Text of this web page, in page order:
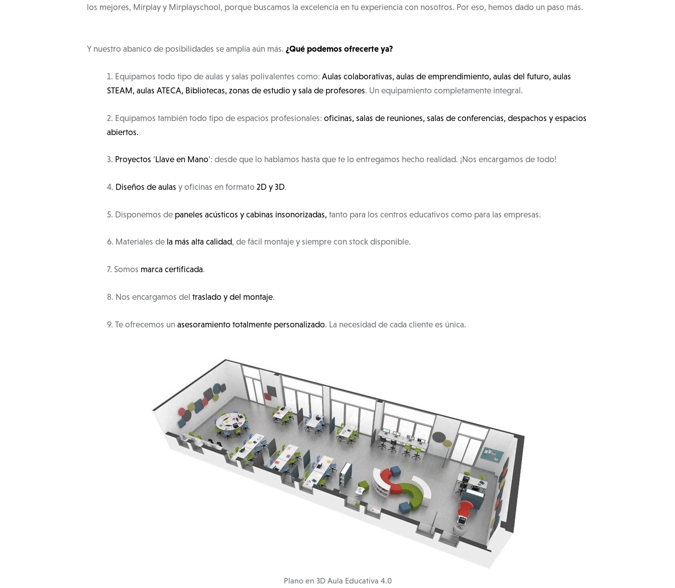
los mejores, Mirplay y Mirplayschool, porque buscamos la excelencia en tu experiencia con nosotros. Por eso, hemos dado un paso más.
Y nuestro abanico de posibilidades se amplía aún más. ¿Qué podemos ofrecerte ya?
1. Equipamos todo tipo de aulas y salas polivalentes como: Aulas colaborativas, aulas de emprendimiento, aulas del futuro, aulas
STEAM, aulas ATECA, Bibliotecas, zonas de estudio y sala de profesores. Un equipamiento completamente integral.
2. Equipamos también todo tipo de espacios profesionales: oficinas, salas de reuniones, salas de conferencias, despachos y espacios
abiertos.
3. Proyectos ‘ Llave en Mano’: desde que lo hablamos hasta que te lo entregamos hecho realidad. ¡Nos encargamos de todo!
4. Diseños de aulas y oficinas en formato 2D y 3D.
5. Disponemos de paneles acústicos y cabinas insonorizadas, tanto para los centros educativos como para las empresas.
6. Materiales de la más alta calidad, de fácil montaje y siempre con stock disponible.
7. Somos marca certificada.
8. Nos encargamos del traslado y del montaje.
9. Te ofrecemos un asesoramiento totalmente personalizado. La necesidad de cada cliente es única.
Plano en 3D Aula Educativa 4.0